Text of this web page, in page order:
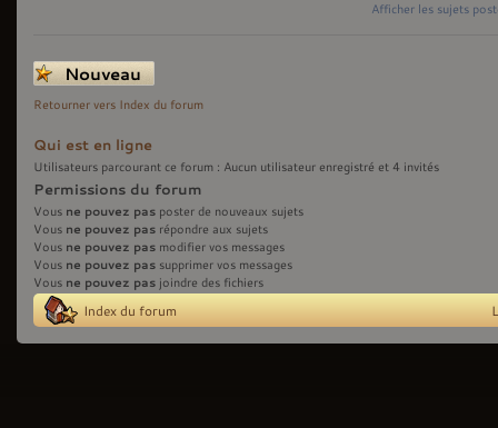
Afficher les sujets
Écrire un nouveau
sujet
Retourner vers Index du forum
Qui est en ligne
Utilisateurs parcourant ce forum : Aucun utilisateur enregistré et 4 invités
Permissions du forum
Vous ne pouvez pas poster de nouveaux sujets
Vous ne pouvez pas répondre aux sujets
Vous ne pouvez pas modifier vos messages
Vous ne pouvez pas supprimer vos messages
Vous ne pouvez pas joindre des fichiers
Index du forum